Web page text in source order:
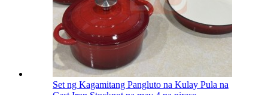
Set ng Kagamitang Pangluto na Kulay Pula na